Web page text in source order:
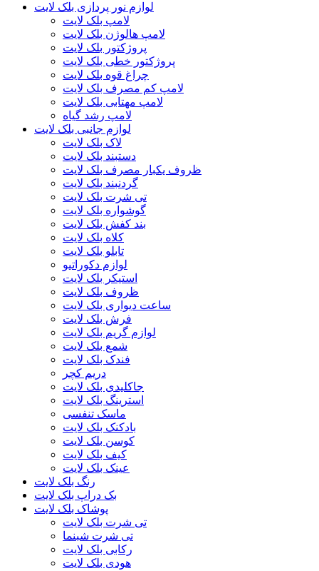
لوازم نور پردازی بلک لایت
لامپ بلک لایت
لامپ هالوژن بلک لایت
پروژکتور بلک لایت
پروژکتور خطی بلک لایت
چراغ قوه بلک لایت
لامپ کم مصرف بلک لایت
لامپ مهتابی بلک لایت
لامپ رشد گیاه
لوازم جانبی بلک لایت
لاک بلک لایت
دستبند بلک لایت
ظروف یکبار مصرف بلک لایت
گردنبند بلک لایت
تی شرت بلک لایت
گوشواره بلک لایت
بند کفش بلک لایت
کلاه بلک لایت
تابلو بلک لایت
لوازم دکوراتیو
استیکر بلک لایت
ظروف بلک لایت
ساعت دیواری بلک لایت
فرش بلک لایت
لوازم گریم بلک لایت
شمع بلک لایت
فندک بلک لایت
دریم کچر
جاکلیدی بلک لایت
استرینگ بلک لایت
ماسک تنفسی
بادکنک بلک لایت
کوسن بلک لایت
کیف بلک لایت
عینک بلک لایت
رنگ بلک لایت
بک دراپ بلک لایت
پوشاک بلک لایت
تی شرت بلک لایت
تی شرت شبنما
رکابی بلک لایت
هودی بلک لایت